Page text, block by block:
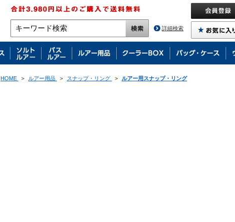
詳細検索
HOME > ルアー用品 > スナップ・リング > ルアー用スナップ・リング